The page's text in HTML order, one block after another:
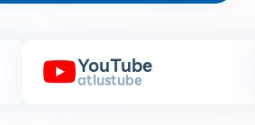
YouTube
atlustube